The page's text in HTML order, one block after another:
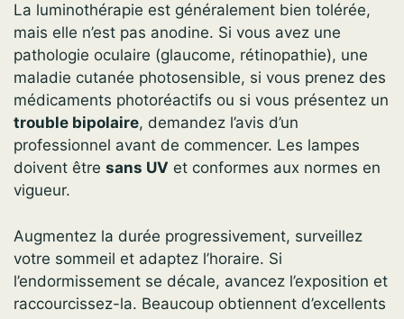
La luminothérapie est généralement bien tolérée,
mais elle n’est pas anodine. Si vous avez une
pathologie oculaire (glaucome, rétinopathie), une
maladie cutanée photosensible, si vous prenez des
médicaments photoréactifs ou si vous présentez un
trouble bipolaire, demandez l’avis d’un
professionnel avant de commencer. Les lampes
doivent être sans UV et conformes aux normes en
vigueur.
Augmentez la durée progressivement, surveillez
votre sommeil et adaptez l’horaire. Si
l’endormissement se décale, avancez l’exposition et
raccourcissez-la. Beaucoup obtiennent d’excellents